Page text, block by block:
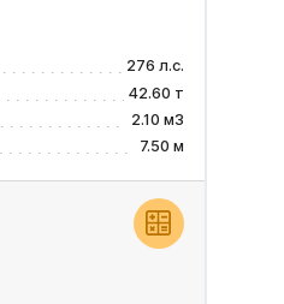
276 л.с.
42.60 т
2.10 м3
7.50 м